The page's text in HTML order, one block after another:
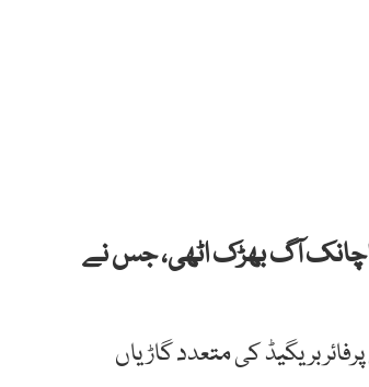
آگ بھڑک اٹھی، جس نے
بریگیڈ کی متعدد گاڑیاں